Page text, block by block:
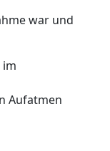
war und
im
Aufatmen